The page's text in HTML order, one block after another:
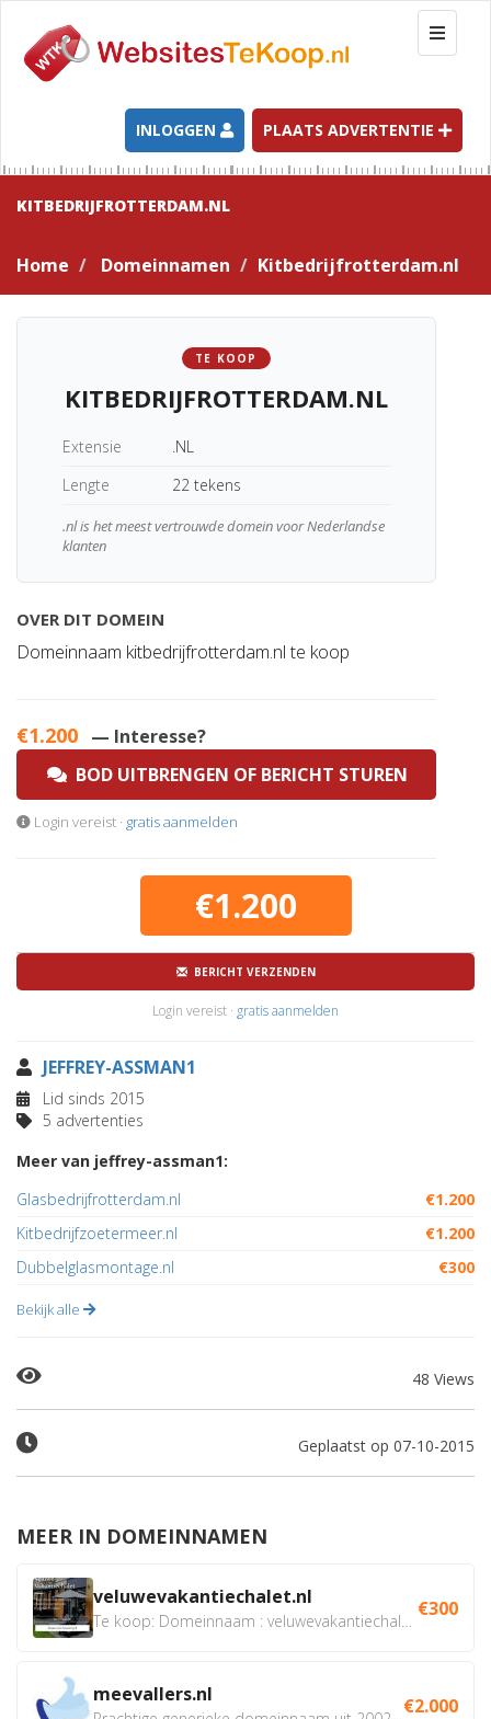
T
o
g
l
e
n
g
a
t
INLOGGEN PLAATS ADVERTENTIE
KITBEDRIJFROTTERDAM.NL
Home Domeinnamen Kitbedrijfrotterdam.nl
TE KOOP
KITBEDRIJFROTTERDAM.NL
Extensie
.NL
Lengte
22 tekens
.nl is het meest vertrouwde domein voor Nederlandse
klanten
OVER DIT DOMEIN
Domeinnaam kitbedrijfrotterdam.nl te koop
€1.200 — Interesse?
BOD UITBRENGEN OF BERICHT STUREN
Login vereist · gratis aanmelden
€1.200
BERICHT VERZENDEN
Login vereist · gratis aanmelden
JEFFREY-ASSMAN1
Lid sinds 2015
5 advertenties
Meer van jeffrey-assman1:
Glasbedrijfrotterdam.nl
€1.200
Kitbedrijfzoetermeer.nl
€1.200
Dubbelglasmontage.nl
€300
Bekijk alle
48 Views
Geplaatst op 07-10-2015
MEER IN DOMEINNAMEN
veluwevakantiechalet.nl €300
meevallers.nl €2.000